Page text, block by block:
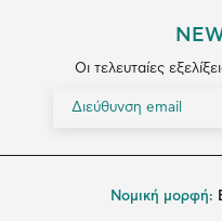
Οι τελευταίες
Νομική μορφή: